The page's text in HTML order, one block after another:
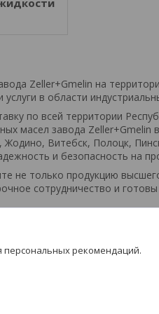
Zeller+Gmelin на
в области
по всей территории
масел завода Zeller+Gmelin
Витебск, Полоцк,
и безопасность на
не только продукцию
сотрудничество и
персональных рекомендаций.